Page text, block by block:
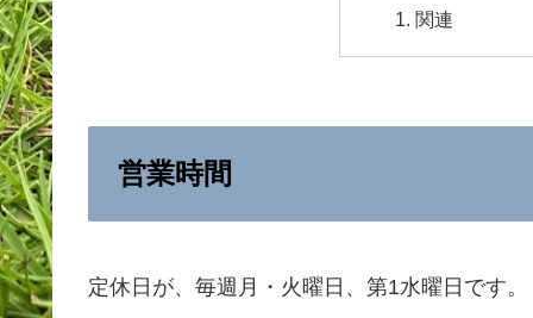
関連
営業時間
定休日が、毎週月・火曜日、第1水曜日です。